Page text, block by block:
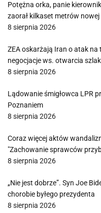
Potężna orka, panie
zaorał kilkaset metrów
8 sierpnia 2026
ZEA oskarżają Iran o atak na
negocjacje ws. otwarcia
8 sierpnia 2026
Lądowanie śmigłowca LPR
Poznaniem
8 sierpnia 2026
Coraz więcej aktów
"Zachowanie sprawców
8 sierpnia 2026
„Nie jest dobrze”. Syn Joe
chorobie byłego prezydenta
8 sierpnia 2026